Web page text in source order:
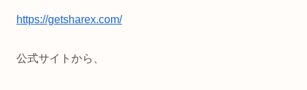
https://getsharex.com/
公式サイトから、